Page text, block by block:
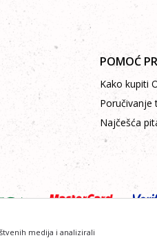
POMOĆ
Kako kupiti
Poručivanje
Najčešća
medija i analizirali